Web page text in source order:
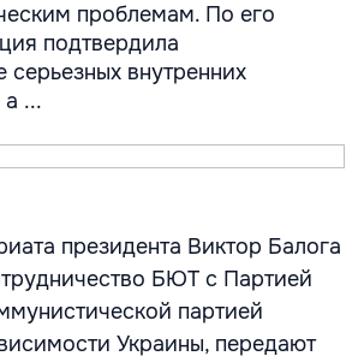
проблемам. По его
подтвердила
серьезных внутренних
...
президента Виктор Балога
БЮТ с Партией
партией
Украины, передают